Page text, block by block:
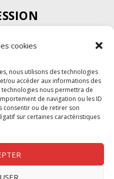
cookies
nous utilisons des technologies
ou accéder aux informations des
nous permettra de
de navigation ou les ID
consentir ou de retirer son
sur certaines caractéristiques